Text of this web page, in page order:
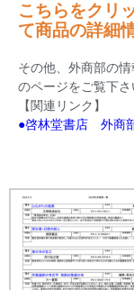
こちらをクリ
て商品の詳細
その他、外商部の
のページをご覧下さ
【関連リンク】
●啓林堂書店 外商